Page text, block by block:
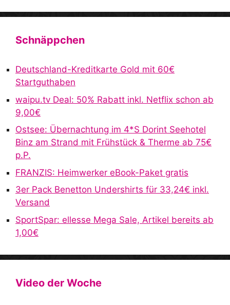
A
n
t
Schnäppchen
Deutschland-Kreditkarte Gold mit 60€
Startguthaben
waipu.tv Deal: 50% Rabatt inkl. Netflix schon ab
9,00€
Ostsee: Übernachtung im 4*S Dorint Seehotel
Binz am Strand mit Frühstück & Therme ab 75€
p.P.
FRANZIS: Heimwerker eBook-Paket gratis
3er Pack Benetton Undershirts für 33,24€ inkl.
Versand
SportSpar: ellesse Mega Sale, Artikel bereits ab
1,00€
Video der Woche